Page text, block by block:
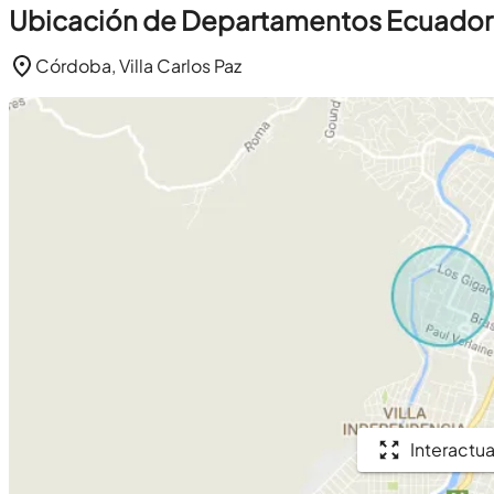
Ubicación de Departamentos Ecuador
Córdoba, Villa Carlos Paz